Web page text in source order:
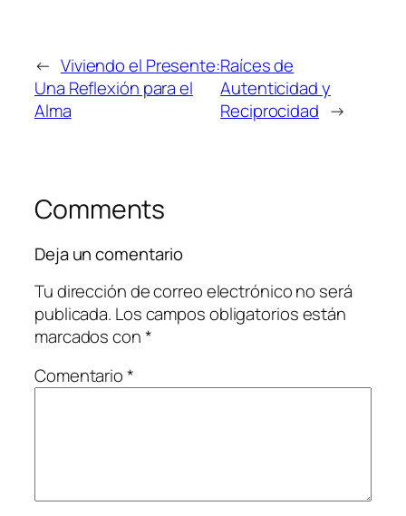
← Viviendo el Presente:
Una Reflexión para el
Alma
Raíces de
Autenticidad y
Reciprocidad →
Comments
Deja un comentario
Tu dirección de correo electrónico no será
publicada. Los campos obligatorios están
marcados con*
Comentario*